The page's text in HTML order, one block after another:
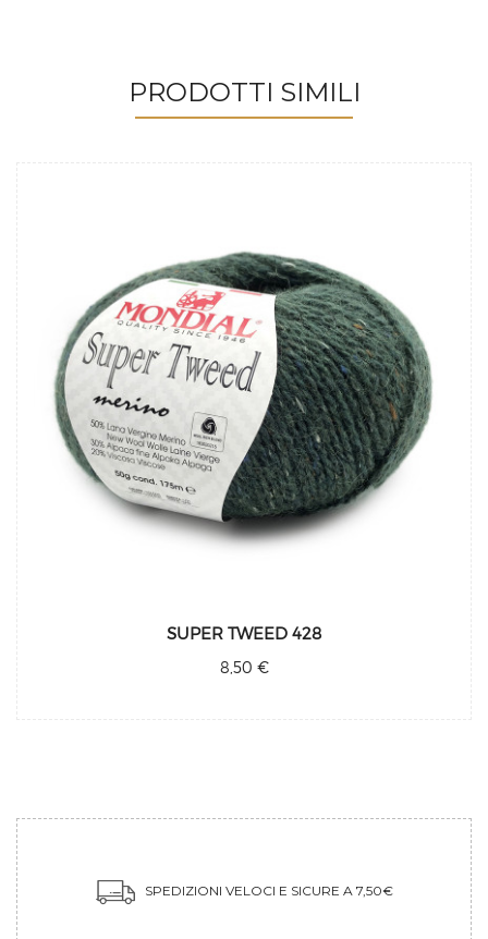
PRODOTTI SIMILI
SUPER TWEED 428
8,50 €
SPEDIZIONI VELOCI E SICURE A 7,50€